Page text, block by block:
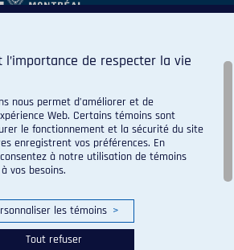
l’importance de respecter la vie
nous permet d’améliorer et de
Web. Certains témoins sont
le fonctionnement et la sécurité du site
enregistrent vos préférences. En
à notre utilisation de témoins
vos besoins.
les témoins >
Tout refuser